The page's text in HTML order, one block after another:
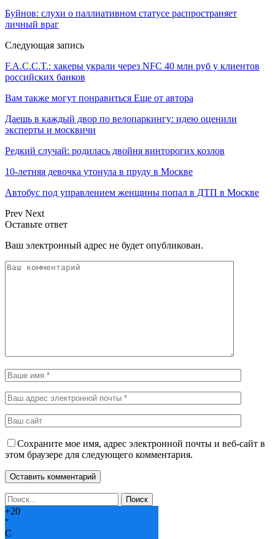
Буйнов: слухи о паллиативном статусе распространяет
личный враг
Следующая запись
F.A.C.C.T.: хакеры украли через NFC 40 млн руб у клиентов
российских банков
Вам также могут понравиться Еще от автора
Даешь в каждый двор по велопаркингу: идею оценили
эксперты и москвичи
Редкий случай: родилась двойня винторогих козлов
10-летняя девочка утонула в пруду в Москве
Автобус под управлением женщины попал в ДТП в Москве
Prev Next
Оставьте ответ
Ваш электронный адрес не будет опубликован.
Сохраните мое имя, адрес электронной почты и веб-сайт в
этом браузере для следующего комментария.
+20
°
C